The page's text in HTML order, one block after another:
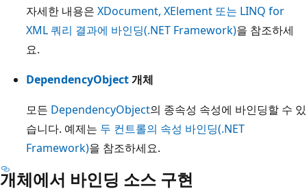
자세한 내용은 XDocument, XElement 또는 LINQ for
XML 쿼리 결과에 바인딩(.NET Framework)을 참조하세
요.
DependencyObject개체
모든 DependencyObject의 종속성 속성에 바인딩할 수 있
습니다. 예제는 두 컨트롤의 속성 바인딩(.NET
Framework)을 참조하세요.
개체에서 바인딩 소스 구현